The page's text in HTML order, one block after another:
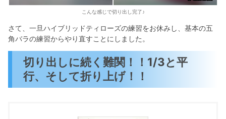
こんな感じで切り出し完了♪
さて、一旦ハイブリッドティローズの練習をお休みし、基本の五
角バラの練習からやり直すことにしました。
切り出しに続く難関！！1/3と平
行、そして折り上げ！！